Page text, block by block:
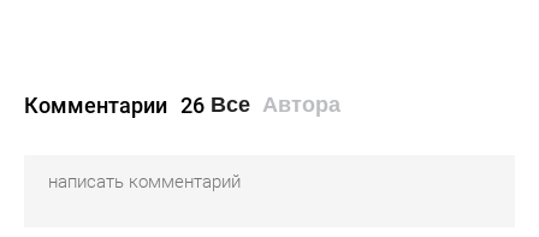
Комментарии 26 Все Автора